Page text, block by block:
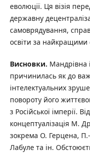
еволюції. Ця візія
державну
самоврядування,
освіти за
Висновки. Мандрівна
причинилась як до
інтелектуальних
повороту його
з Російської імперії.
концептуалізація М.
зокрема О. Герцена,
Лабуле та ін.